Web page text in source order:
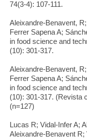
74(3-4): 107-111.
Aleixandre-Benavent,
Ferrer Sapena A;
in food science and
(10): 301-317.
Aleixandre-Benavent,
Ferrer Sapena A;
in food science and
(10): 301-317. (Revista
(n=127)
Lucas R; Vidal-Infer A;
Aleixandre-Benavent R;